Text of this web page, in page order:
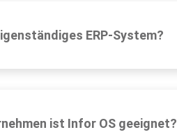
ERP-System?
ist Infor OS geeignet?